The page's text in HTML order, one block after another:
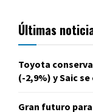
Últimas
Toyota
(-2,9%) y Saic
Gran futuro